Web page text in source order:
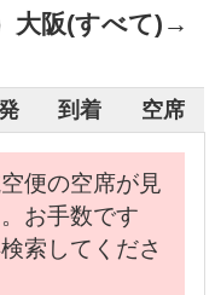
大阪(すべて) →
到着 空席
便の空席が見
お手数です
索してくださ